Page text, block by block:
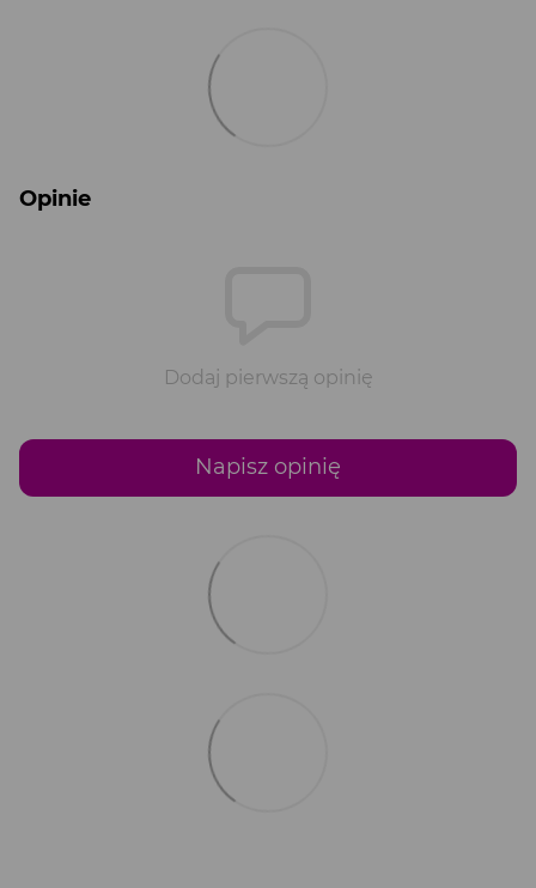
Opinie
Dodaj pierwszą opinię
Napisz opinię